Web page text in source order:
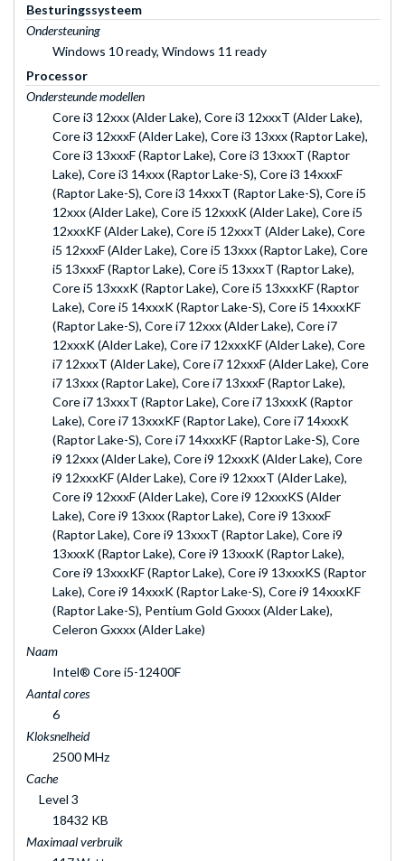
Besturingssysteem
Ondersteuning
Windows 10 ready, Windows 11 ready
Processor
Ondersteunde modellen
Core i3 12xxx (Alder Lake), Core i3 12xxxT (Alder Lake),
Core i3 12xxxF (Alder Lake), Core i3 13xxx (Raptor Lake),
Core i3 13xxxF (Raptor Lake), Core i3 13xxxT (Raptor
Lake), Core i3 14xxx (Raptor Lake-S), Core i3 14xxxF
(Raptor Lake-S), Core i3 14xxxT (Raptor Lake-S), Core i5
12xxx (Alder Lake), Core i5 12xxxK (Alder Lake), Core i5
12xxxKF (Alder Lake), Core i5 12xxxT (Alder Lake), Core
i5 12xxxF (Alder Lake), Core i5 13xxx (Raptor Lake), Core
i5 13xxxF (Raptor Lake), Core i5 13xxxT (Raptor Lake),
Core i5 13xxxK (Raptor Lake), Core i5 13xxxKF (Raptor
Lake), Core i5 14xxxK (Raptor Lake-S), Core i5 14xxxKF
(Raptor Lake-S), Core i7 12xxx (Alder Lake), Core i7
12xxxK (Alder Lake), Core i7 12xxxKF (Alder Lake), Core
i7 12xxxT (Alder Lake), Core i7 12xxxF (Alder Lake), Core
i7 13xxx (Raptor Lake), Core i7 13xxxF (Raptor Lake),
Core i7 13xxxT (Raptor Lake), Core i7 13xxxK (Raptor
Lake), Core i7 13xxxKF (Raptor Lake), Core i7 14xxxK
(Raptor Lake-S), Core i7 14xxxKF (Raptor Lake-S), Core
i9 12xxx (Alder Lake), Core i9 12xxxK (Alder Lake), Core
i9 12xxxKF (Alder Lake), Core i9 12xxxT (Alder Lake),
Core i9 12xxxF (Alder Lake), Core i9 12xxxKS (Alder
Lake), Core i9 13xxx (Raptor Lake), Core i9 13xxxF
(Raptor Lake), Core i9 13xxxT (Raptor Lake), Core i9
13xxxK (Raptor Lake), Core i9 13xxxK (Raptor Lake),
Core i9 13xxxKF (Raptor Lake), Core i9 13xxxKS (Raptor
Lake), Core i9 14xxxK (Raptor Lake-S), Core i9 14xxxKF
(Raptor Lake-S), Pentium Gold Gxxxx (Alder Lake),
Celeron Gxxxx (Alder Lake)
Naam
Intel® Core i5-12400F
Aantal cores
6
Kloksnelheid
2500 MHz
Cache
Level 3
18432 KB
Maximaal verbruik